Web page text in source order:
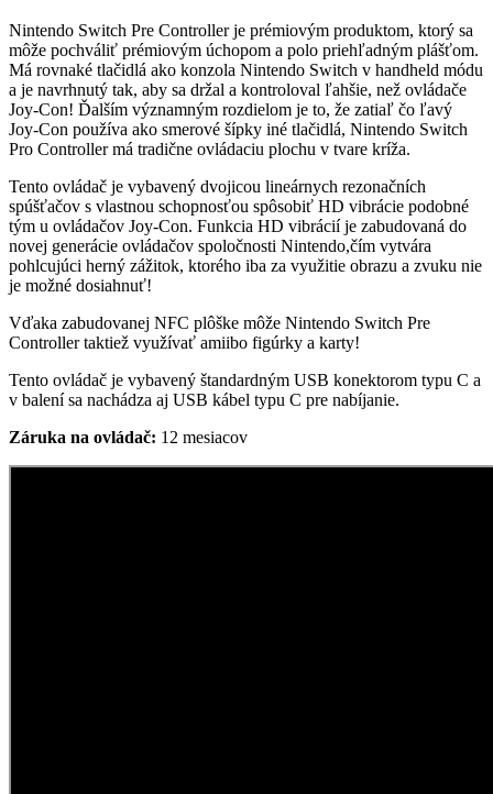
Nintendo Switch Pre Controller je prémiovým produktom, ktorý sa
môže pochváliť prémiovým úchopom a polo priehľadným plášťom.
Má rovnaké tlačidlá ako konzola Nintendo Switch v handheld módu
a je navrhnutý tak, aby sa držal a kontroloval ľahšie, než ovládače
Joy-Con! Ďalším významným rozdielom je to, že zatiaľ čo ľavý
Joy-Con používa ako smerové šípky iné tlačidlá, Nintendo Switch
Pro Controller má tradične ovládaciu plochu v tvare kríža.
Tento ovládač je vybavený dvojicou lineárnych rezonačních
spúšťačov s vlastnou schopnosťou spôsobiť HD vibrácie podobné
tým u ovládačov Joy-Con. Funkcia HD vibrácií je zabudovaná do
novej generácie ovládačov spoločnosti Nintendo,čím vytvára
pohlcujúci herný zážitok, ktorého iba za využitie obrazu a zvuku nie
je možné dosiahnuť!
Vďaka zabudovanej NFC plôške môže Nintendo Switch Pre
Controller taktiež využívať amiibo figúrky a karty!
Tento ovládač je vybavený štandardným USB konektorom typu C a
v balení sa nachádza aj USB kábel typu C pre nabíjanie.
Záruka na ovládač: 12 mesiacov